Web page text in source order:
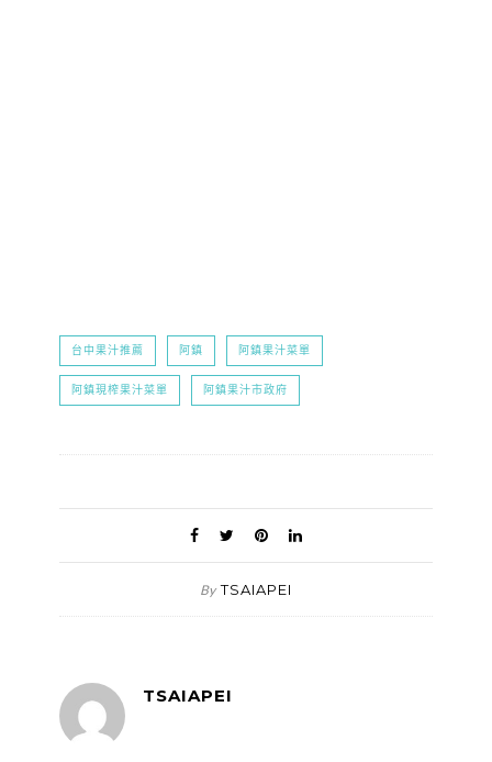
台中果汁推薦 阿鎮 阿鎮果汁菜單
阿鎮現榨果汁菜單 阿鎮果汁市政府
By TSAIAPEI
TSAIAPEI